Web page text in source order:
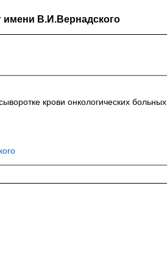
имени В.И.Вернадского
крови онкологических больных